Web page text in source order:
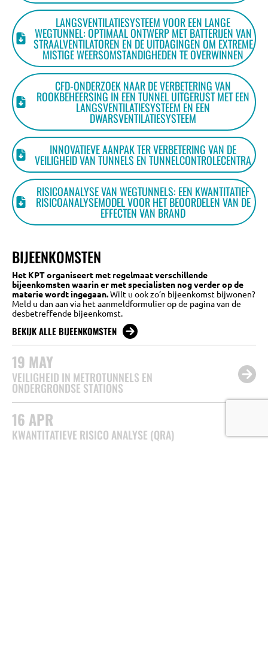
LANGSVENTILATIESYSTEEM VOOR EEN LANGE
WEGTUNNEL: OPTIMAAL ONTWERP MET BATTERIJEN VAN
STRAALVENTILATOREN EN DE UITDAGINGEN OM EXTREME
MISTIGE WEERSOMSTANDIGHEDEN TE OVERWINNEN
CFD-ONDERZOEK NAAR DE VERBETERING VAN
ROOKBEHEERSING IN EEN TUNNEL UITGERUST MET EEN
LANGSVENTILATIESYSTEEM EN EEN
DWARSVENTILATIESYSTEEM
INNOVATIEVE AANPAK TER VERBETERING VAN DE
VEILIGHEID VAN TUNNELS EN TUNNELCONTROLECENTRA
RISICOANALYSE VAN WEGTUNNELS: EEN KWANTITATIEF
RISICOANALYSEMODEL VOOR HET BEOORDELEN VAN DE
EFFECTEN VAN BRAND
BIJEENKOMSTEN
Het KPT organiseert met regelmaat verschillende
bijeenkomsten waarin er met specialisten nog verder op de
materie wordt ingegaan.Wilt u ook zo’n bijeenkomst bijwonen?
Meld u dan aan via het aanmeldformulier op de pagina van de
desbetreffende bijeenkomst.
BEKIJK ALLE BIJEENKOMSTEN
19 MAY
VEILIGHEID IN METROTUNNELS EN
ONDERGRONDSE STATIONS
16 APR
KWANTITATIEVE RISICO ANALYSE (QRA)